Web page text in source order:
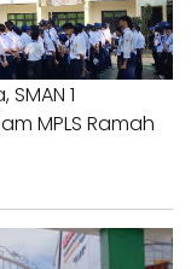
1
MPLS Ramah